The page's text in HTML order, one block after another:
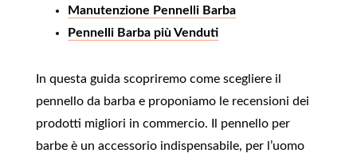
Manutenzione Pennelli Barba
Pennelli Barba più Venduti
In questa guida scopriremo come scegliere il
pennello da barba e proponiamo le recensioni dei
prodotti migliori in commercio. Il pennello per
barbe è un accessorio indispensabile, per l’uomo